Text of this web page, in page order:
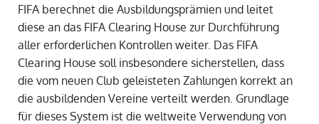
FIFA berechnet die Ausbildungsprämien und leitet
diese an das FIFA Clearing House zur Durchführung
aller erforderlichen Kontrollen weiter. Das FIFA
Clearing House soll insbesondere sicherstellen, dass
die vom neuen Club geleisteten Zahlungen korrekt an
die ausbildenden Vereine verteilt werden. Grundlage
für dieses System ist die weltweite Verwendung von